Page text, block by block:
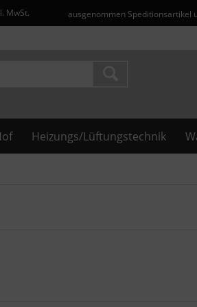
MwSt. ausgenommen Speditionsartikel
Heizungs/Lüftungstechnik